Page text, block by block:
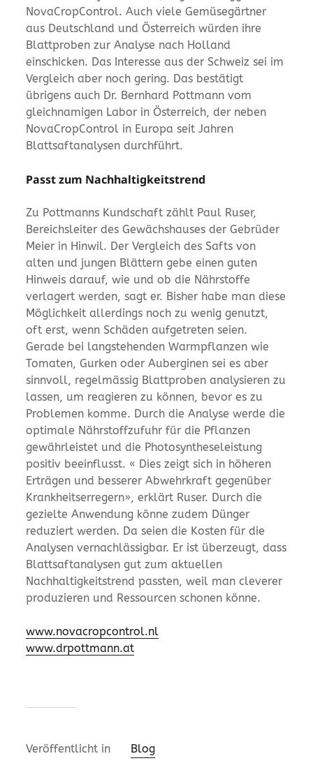
NovaCropControl. Auch viele Gemüsegärtner
aus Deutschland und Österreich würden ihre
Blattproben zur Analyse nach Holland
einschicken. Das Interesse aus der Schweiz sei im
Vergleich aber noch gering. Das bestätigt
übrigens auch Dr. Bernhard Pottmann vom
gleichnamigen Labor in Österreich, der neben
NovaCropControl in Europa seit Jahren
Blattsaftanalysen durchführt.
Passt zum Nachhaltigkeitstrend
Zu Pottmanns Kundschaft zählt Paul Ruser,
Bereichsleiter des Gewächshauses der Gebrüder
Meier in Hinwil. Der Vergleich des Safts von
alten und jungen Blättern gebe einen guten
Hinweis darauf, wie und ob die Nährstoffe
verlagert werden, sagt er. Bisher habe man diese
Möglichkeit allerdings noch zu wenig genutzt,
oft erst, wenn Schäden aufgetreten seien.
Gerade bei langstehenden Warmpflanzen wie
Tomaten, Gurken oder Auberginen sei es aber
sinnvoll, regelmässig Blattproben analysieren zu
lassen, um reagieren zu können, bevor es zu
Problemen komme. Durch die Analyse werde die
optimale Nährstoffzufuhr für die Pflanzen
gewährleistet und die Photosyntheseleistung
positiv beeinflusst. « Dies zeigt sich in höheren
Erträgen und besserer Abwehrkraft gegenüber
Krankheitserregern», erklärt Ruser. Durch die
gezielte Anwendung könne zudem Dünger
reduziert werden. Da seien die Kosten für die
Analysen vernachlässigbar. Er ist überzeugt, dass
Blattsaftanalysen gut zum aktuellen
Nachhaltigkeitstrend passten, weil man cleverer
produzieren und Ressourcen schonen könne.
www.novacropcontrol.nl
www.drpottmann.at
Veröffentlicht in Blog